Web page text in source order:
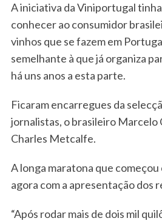
A iniciativa da Viniportugal
conhecer ao consumidor
vinhos que se fazem em
semelhante à que já organiza
há uns anos a esta parte.
Ficaram encarregues da
jornalistas, o brasileiro Marcelo
Charles Metcalfe.
A longa maratona que
agora com a apresentação dos
“Após rodar mais de dois mil